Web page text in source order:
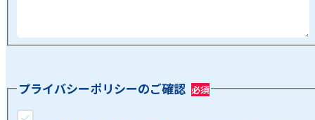
プライバシーポリシーのご確認